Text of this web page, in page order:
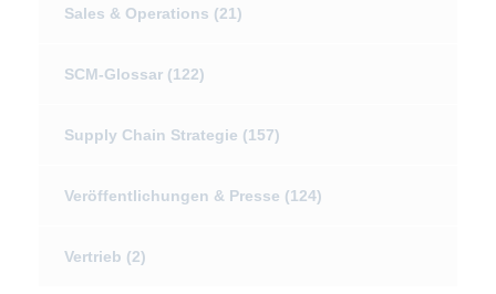
Sales & Operations (21)
SCM-Glossar (122)
Supply Chain Strategie (157)
Veröffentlichungen & Presse (124)
Vertrieb (2)